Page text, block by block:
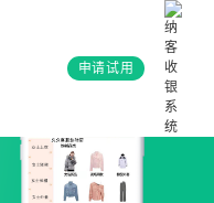
申请试用